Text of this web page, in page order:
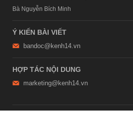
Bà Nguyễn Bích Minh
Ý KIẾN BÀI VIẾT
bandoc@kenh14.vn
HỢP TÁC NỘI DUNG
marketing@kenh14.vn